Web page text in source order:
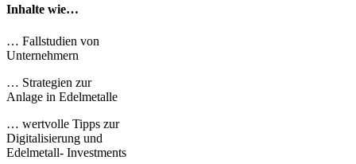
Inhalte wie…
… Fallstudien von
Unternehmern
… Strategien zur
Anlage in Edelmetalle
… wertvolle Tipps zur
Digitalisierung und
Edelmetall- Investments